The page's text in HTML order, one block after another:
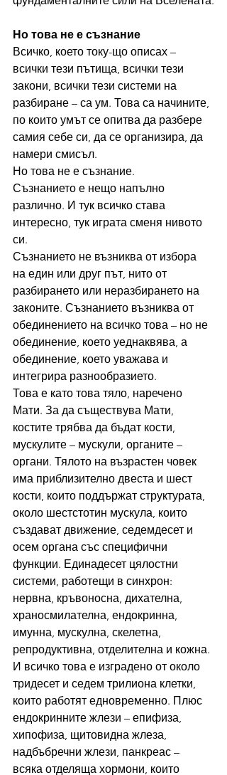
Но това не е съзнание
Всичко, което току-що описах –
всички тези пътища, всички тези
закони, всички тези системи на
разбиране – са ум. Това са начините,
по които умът се опитва да разбере
самия себе си, да се организира, да
намери смисъл.
Но това не е съзнание.
Съзнанието е нещо напълно
различно. И тук всичко става
интересно, тук играта сменя нивото
си.
Съзнанието не възниква от избора
на един или друг път, нито от
разбирането или неразбирането на
законите. Съзнанието възниква от
обединението на всичко това – но не
обединение, което уеднаквява, а
обединение, което уважава и
интегрира разнообразието.
Това е като това тяло, наречено
Мати. За да съществува Мати,
костите трябва да бъдат кости,
мускулите – мускули, органите –
органи. Тялото на възрастен човек
има приблизително двеста и шест
кости, които поддържат структурата,
около шестстотин мускула, които
създават движение, седемдесет и
осем органа със специфични
функции. Единадесет цялостни
системи, работещи в синхрон:
нервна, кръвоносна, дихателна,
храносмилателна, ендокринна,
имунна, мускулна, скелетна,
репродуктивна, отделителна и кожна.
И всичко това е изградено от около
тридесет и седем трилиона клетки,
които работят едновременно. Плюс
ендокринните жлези – епифиза,
хипофиза, щитовидна жлеза,
надбъбречни жлези, панкреас –
всяка отделяща хормони, които